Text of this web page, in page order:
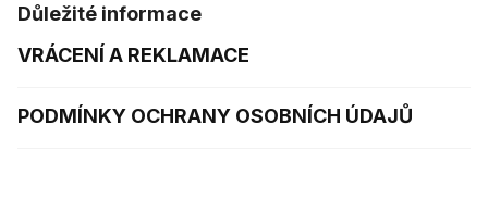
Důležité informace
VRÁCENÍ A REKLAMACE
PODMÍNKY OCHRANY OSOBNÍCH ÚDAJŮ